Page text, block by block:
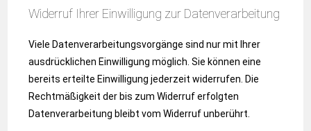
Widerruf Ihrer Einwilligung zur Datenverarbeitung
Viele Datenverarbeitungsvorgänge sind nur mit Ihrer
ausdrücklichen Einwilligung möglich. Sie können eine
bereits erteilte Einwilligung jederzeit widerrufen. Die
Rechtmäßigkeit der bis zum Widerruf erfolgten
Datenverarbeitung bleibt vom Widerruf unberührt.